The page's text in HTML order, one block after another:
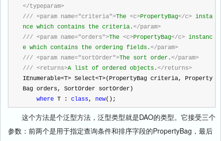
</typeparam>
/// <param name="criteria">The <c>PropertyBag</c> insta
nce which contains the criteria.</param>
/// <param name="orders">The <c>PropertyBag</c> instanc
e which contains the ordering fields.</param>
/// <param name="sortOrder">The sort order.</param>
/// <returns>A list of ordered objects.</returns>
IEnumerable<T> Select<T>(PropertyBag criteria, Property
Bag orders, SortOrder sortOrder)
where T : class, new();
这个方法是个泛型方法，泛型类型就是DAO的类型。它接受三个
参数：前两个是用于指定查询条件和排序字段的PropertyBag，最后